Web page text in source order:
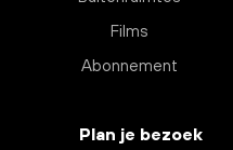
Films
Abonnement
Plan je bezoek